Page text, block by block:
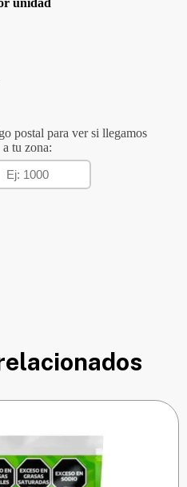
unidad
postal para ver si llegamos
a tu zona: